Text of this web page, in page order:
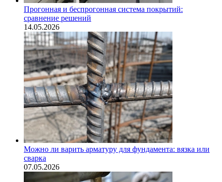
Прогонная и беспрогонная система покрытий:
сравнение решений
14.05.2026
Можно ли варить арматуру для фундамента: вязка или
сварка
07.05.2026